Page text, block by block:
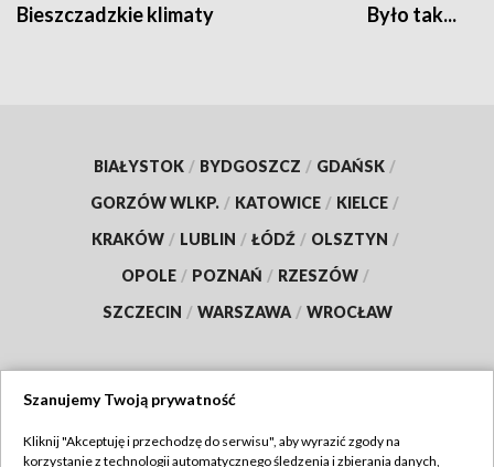
Bieszczadzkie klimaty Było tak...
BIAŁYSTOK / BYDGOSZCZ / GDAŃSK /
GORZÓW WLKP. / KATOWICE / KIELCE /
KRAKÓW / LUBLIN / ŁÓDŹ / OLSZTYN /
OPOLE / POZNAŃ / RZESZÓW /
SZCZECIN / WARSZAWA / WROCŁAW
Szanujemy Twoją prywatność
Kliknij "Akceptuję i przechodzę do serwisu", aby wyrazić zgody na
korzystanie z technologii automatycznego śledzenia i zbierania danych,